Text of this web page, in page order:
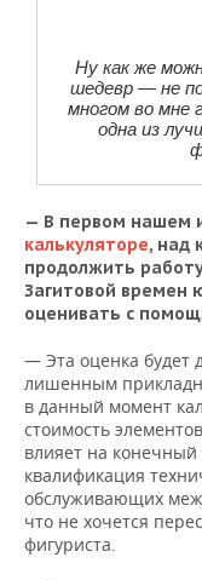
Ну как же
шедевр — не
многом во мне
одна из
— В первом нашем
калькуляторе, над
продолжить
Загитовой времен
оценивать с
— Эта оценка будет
лишенным
в данный момент
стоимость
влияет на конечный
квалификация
обслуживающих
что не хочется
фигуриста.